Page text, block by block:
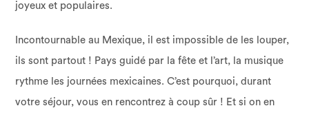
joyeux et populaires.
Incontournable au Mexique, il est impossible de les louper,
ils sont partout ! Pays guidé par la fête et l’art, la musique
rythme les journées mexicaines. C’est pourquoi, durant
votre séjour, vous en rencontrez à coup sûr ! Et si on en